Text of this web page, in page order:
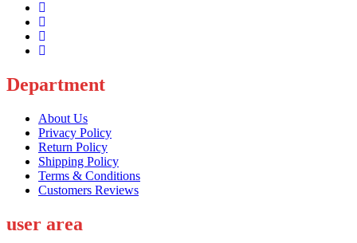
Department
About Us
Privacy Policy
Return Policy
Shipping Policy
Terms & Conditions
Customers Reviews
user area